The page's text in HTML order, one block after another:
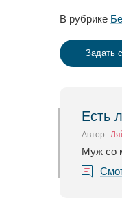
В рубрике
Задать
Есть
Автор:
Муж со